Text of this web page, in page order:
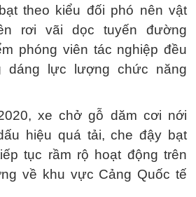
theo kiểu đối phó nên vật
rơi vãi dọc tuyến đường
phóng viên tác nghiệp đều
dáng lực lượng chức năng
xe chở gỗ dăm cơi nới
hiệu quá tải, che đậy bạt
tục rầm rộ hoạt động trên
về khu vực Cảng Quốc tế